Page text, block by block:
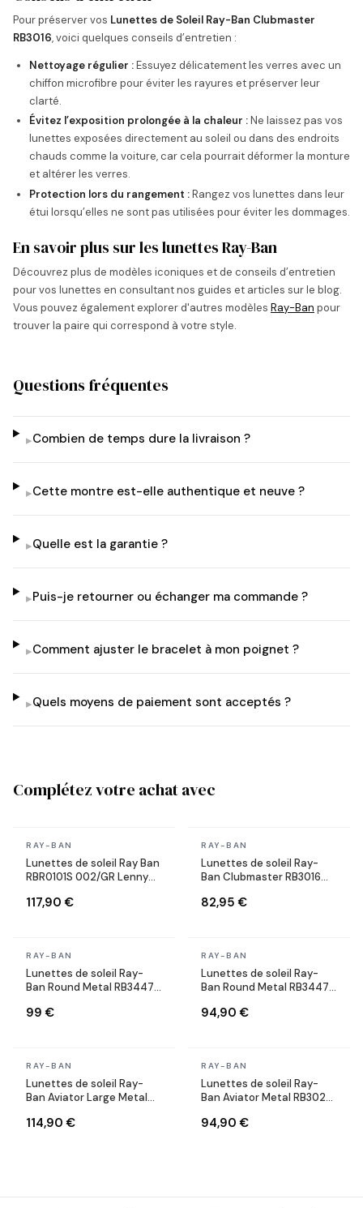
Pour préserver vos Lunettes de Soleil Ray-Ban Clubmaster
RB3016, voici quelques conseils d’entretien :
Nettoyage régulier :Essuyez délicatement les verres avec un
chiffon microfibre pour éviter les rayures et préserver leur
clarté.
Évitez l’exposition prolongée à la chaleur :Ne laissez pas vos
lunettes exposées directement au soleil ou dans des endroits
chauds comme la voiture, car cela pourrait déformer la monture
et altérer les verres.
Protection lors du rangement :Rangez vos lunettes dans leur
étui lorsqu’elles ne sont pas utilisées pour éviter les dommages.
En savoir plus sur les lunettes Ray-Ban
Découvrez plus de modèles iconiques et de conseils d’entretien
pour vos lunettes en consultant nos guides et articles sur le blog.
Vous pouvez également explorer d'autres modèles Ray-Ban pour
trouver la paire qui correspond à votre style.
Questions fréquentes
▸Combien de temps dure la livraison ?
▸Cette montre est-elle authentique et neuve ?
▸Quelle est la garantie ?
▸Puis-je retourner ou échanger ma commande ?
▸Comment ajuster le bracelet à mon poignet ?
▸Quels moyens de paiement sont acceptés ?
Complétez votre achat avec
En stock
RAY-BAN
Lunettes de soleil Ray Ban
RBR0101S 002/GR Lenny
noires
117,90 €
En stock
RAY-BAN
Lunettes de soleil Ray-
Ban Clubmaster RB3016
82,95 €
En stock
RAY-BAN
Lunettes de soleil Ray-
Ban Round Metal RB3447
99 €
En stock
RAY-BAN
Lunettes de soleil Ray-
Ban Round Metal RB3447
cuivre
94,90 €
En stock
RAY-BAN
Lunettes de soleil Ray-
Ban Aviator Large Metal
polarisés
114,90 €
En stock
RAY-BAN
Lunettes de soleil Ray-
Ban Aviator Metal RB3025
marron
94,90 €